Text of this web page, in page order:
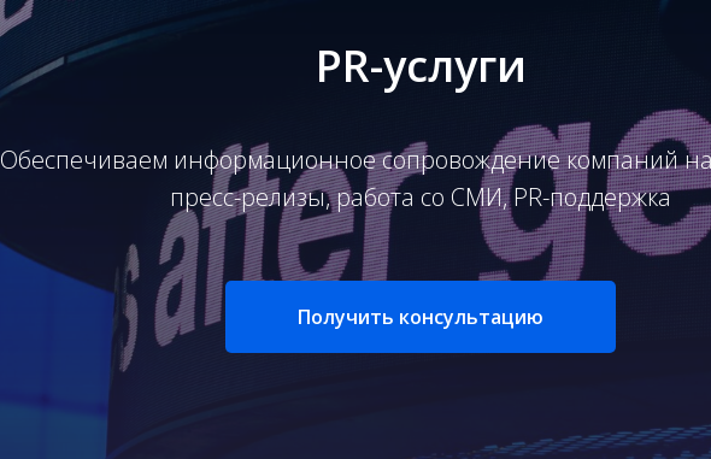
PR-услуги
Обеспечиваем информационное сопровождение компаний
пресс-релизы, работа со СМИ, PR-поддержка
Получить консультацию